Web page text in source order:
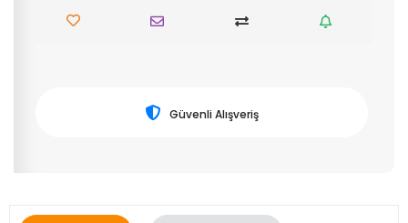
Güvenli Alışveriş